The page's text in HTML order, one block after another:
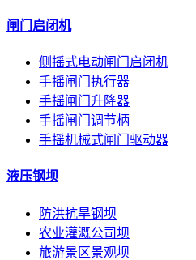
闸门启闭机
侧摇式电动闸门启闭机
手摇闸门执行器
手摇闸门升降器
手摇闸门调节柄
手摇机械式闸门驱动器
液压钢坝
防洪抗旱钢坝
农业灌溉公司坝
旅游景区景观坝